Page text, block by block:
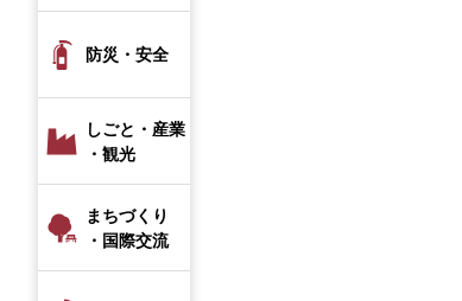
防災・安全
しごと・産業
・観光
まちづくり
・国際交流